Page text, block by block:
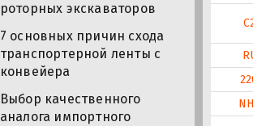
роторных экскаваторов
7 основных причин схода
транспортерной ленты с
конвейера
Выбор качественного
аналога импортного